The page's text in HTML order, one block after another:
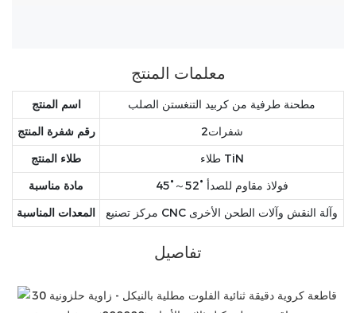
معلمات المنتج
اسم المنتج
مطحنة طرفية من كربيد التنغستن الصلب
رقم شفرة المنتج
شفرات2
طلاء المنتج
طلاء TiN
مادة مناسبة
45°～52° فولاذ مقاوم للصدأ
المعدات المناسبة
مركز تصنيع CNC وآلة النقش وآلات الطحن الأخرى
تفاصيل